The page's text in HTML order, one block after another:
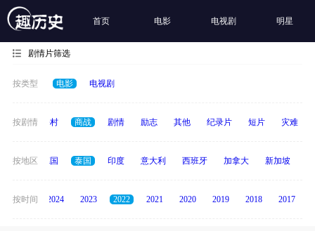
首页 电影 电视剧 明星
剧情片筛选
按类型 电影 电视剧
按剧情
历史 乡村 商战 剧情 励志 其他 纪录片 短片 灾难
按地区
韩国 德国 泰国 印度 意大利 西班牙 加拿大 新加坡
按时间
2025 2024 2023 2022 2021 2020 2019 2018 2017